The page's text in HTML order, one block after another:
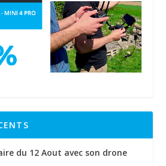
du 12 Aout avec son drone